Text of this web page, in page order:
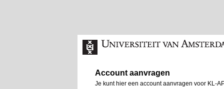
Account aanvragen
Je kunt hier een account aanvragen voor KL-